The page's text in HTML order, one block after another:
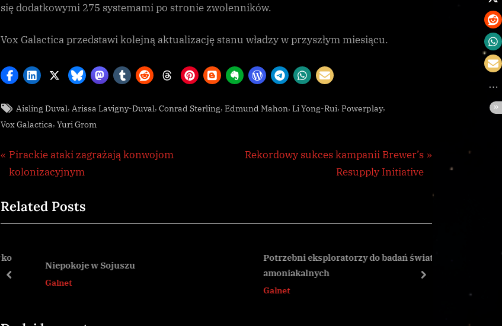
się dodatkowymi 275 systemami po stronie zwolenników.
Vox Galactica przedstawi kolejną aktualizację stanu władzy w przyszłym miesiącu.
GalnetTags:
Aisling Duval, Arissa Lavigny-Duval, Conrad Sterling, Edmund Mahon, Li Yong-Rui, Powerplay,
Vox Galactica, Yuri Grom
Nawigacja
P
r
v
i
u
s
Pirackie ataki zagrażają konwojom
kolonizacyjnym
N
P
Rekordowy sukces kampanii Brewer’s
Resupply Initiative
Related Posts
Niepokoje w Sojuszu
Galnet
Potrzebni eksploratorzy do badań światów
amoniakalnych
Galnet
prev next